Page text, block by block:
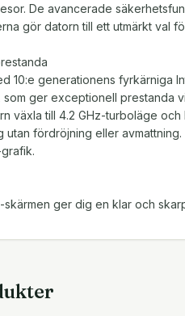
De avancerade
gör datorn till ett utmärkt val
10:e generationens fyrkärniga
som ger exceptionell prestanda
växla till 4.2 GHz-turboläge
utan fördröjning eller
skärmen ger dig en klar och
och filer.